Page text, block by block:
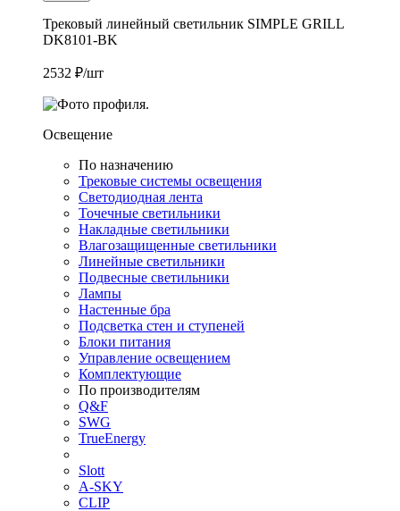
Трековый линейный светильник SIMPLE GRILL
DK8101-BK
2532 ₽/шт
Освещение
По назначению
Трековые системы освещения
Светодиодная лента
Точечные светильники
Накладные светильники
Влагозащищенные светильники
Линейные светильники
Подвесные светильники
Лампы
Настенные бра
Подсветка стен и ступеней
Блоки питания
Управление освещением
Комплектующие
По производителям
Q&F
SWG
TrueEnergy
Slott
A-SKY
CLIP